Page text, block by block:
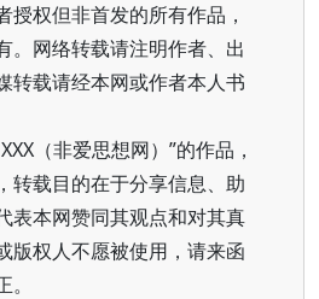
授权但非首发的所有作品，
。网络转载请注明作者、出
转载请经本网或作者本人书
（非爱思想网）”的作品，
转载目的在于分享信息、助
表本网赞同其观点和对其真
版权人不愿被使用，请来函